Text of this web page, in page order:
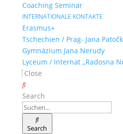
Coaching Seminar
INTERNATIONALE KONTAKTE
Erasmus+
Tschechien / Prag- Jana
Gymnázium Jana Nerudy
Lyceum / Internat „Radosna
Close
Search
Search